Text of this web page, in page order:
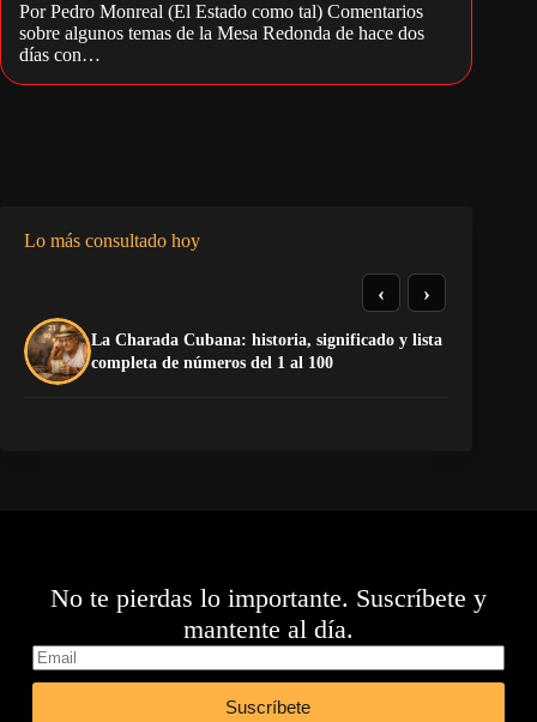
Por Pedro Monreal (El Estado como tal) Comentarios
sobre algunos temas de la Mesa Redonda de hace dos
días con…
Lo más consultado hoy
La Charada Cubana: historia, significado y lista
completa de números del 1 al 100
‹ ›
No te pierdas lo importante. Suscríbete y
mantente al día.
Suscríbete